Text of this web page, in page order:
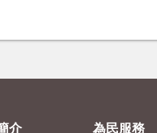
介 為民服務